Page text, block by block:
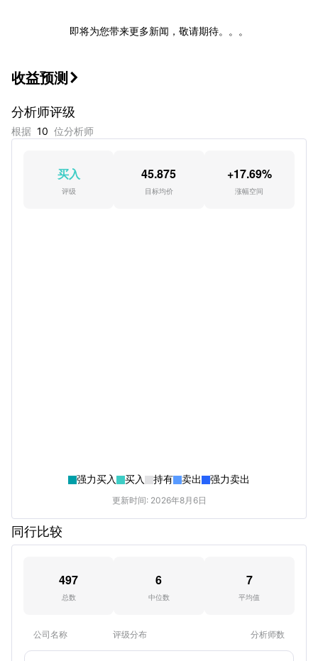
即将为您带来更多新闻，敬请期待。。。
收益预测
分析师评级
根据 10 位分析师
买入
评级
45.875
目标均价
+17.69%
涨幅空间
强力买入 买入 持有 卖出 强力卖出
更新时间: 2026年8月6日
同行比较
497
总数
6
中位数
7
平均值
公司名称 评级分布 分析师数